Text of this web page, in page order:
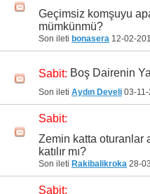
Geçimsiz komşuyu
mümkünmü?
Son ileti bonasera 12-02-
Sabit: Boş Dairenin
Son ileti Aydın Develi 03-
Sabit:
Zemin katta oturanlar
katılır mı?
Son ileti Rakibalikroka 28-
Sabit: